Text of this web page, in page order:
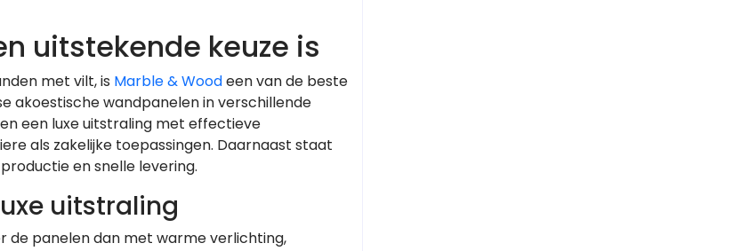
uitstekende keuze is
met vilt, is Marble & Woodeen van de beste
akoestische wandpanelen in verschillende
een luxe uitstraling met effectieve
als zakelijke toepassingen. Daarnaast staat
en snelle levering.
uitstraling
de panelen dan met warme verlichting,